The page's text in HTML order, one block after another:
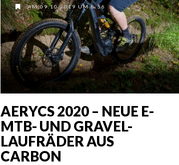
AM 09.10.2019 UM 8:56
AERYCS 2020 – NEUE E-
MTB- UND GRAVEL-
LAUFRÄDER AUS
CARBON